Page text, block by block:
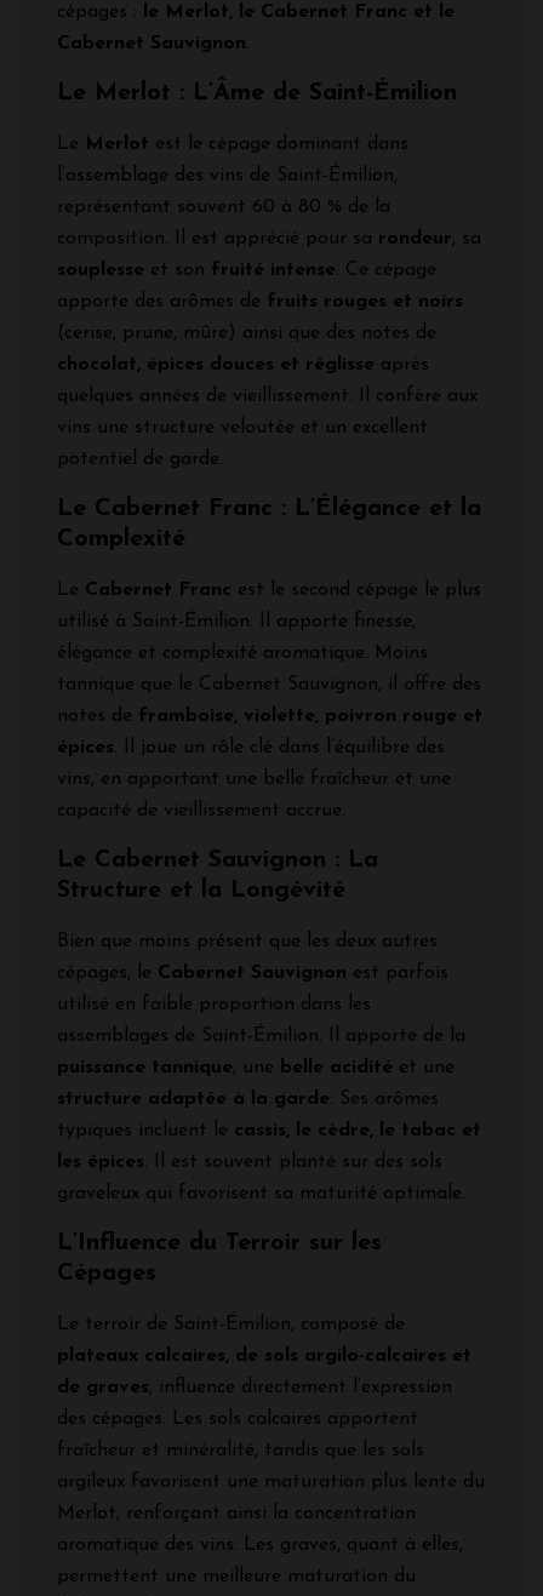
cépages :
le Merlot, le Cabernet Franc et le
Cabernet Sauvignon.
Le Merlot : L’Âme de Saint-Émilion
Le Merlot est le cépage dominant dans
l’assemblage des vins de Saint-Émilion,
représentant souvent 60 à 80 % de la
composition. Il est apprécié pour sa rondeur, sa
souplesse et son fruité intense. Ce cépage
apporte des arômes de fruits rouges et noirs
(cerise, prune, mûre) ainsi que des notes de
chocolat, épices douces et réglisse après
quelques années de vieillissement. Il confère aux
vins une structure veloutée et un excellent
potentiel de garde.
Le Cabernet Franc : L’Élégance et la
Complexité
Le Cabernet Franc est le second cépage le plus
utilisé à Saint-Émilion. Il apporte finesse,
élégance et complexité aromatique. Moins
tannique que le Cabernet Sauvignon, il offre des
notes de framboise, violette, poivron rouge et
épices. Il joue un rôle clé dans l’équilibre des
vins, en apportant une belle fraîcheur et une
capacité de vieillissement accrue.
Le Cabernet Sauvignon : La
Structure et la Longévité
Bien que moins présent que les deux autres
cépages, le Cabernet Sauvignon est parfois
utilisé en faible proportion dans les
assemblages de Saint-Émilion. Il apporte de la
puissance tannique, une belle acidité et une
structure adaptée à la garde. Ses arômes
typiques incluent le cassis, le cèdre, le tabac et
les épices. Il est souvent planté sur des sols
graveleux qui favorisent sa maturité optimale.
L’Influence du Terroir sur les
Cépages
Le terroir de Saint-Émilion, composé de
plateaux calcaires, de sols argilo-calcaires et
de graves, influence directement l’expression
des cépages. Les sols calcaires apportent
fraîcheur et minéralité, tandis que les sols
argileux favorisent une maturation plus lente du
Merlot, renforçant ainsi la concentration
aromatique des vins. Les graves, quant à elles,
permettent une meilleure maturation du